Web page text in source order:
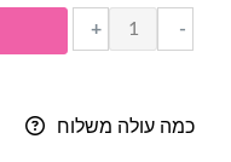
-
כמות
של
SARA
+
כמה עולה משלוח